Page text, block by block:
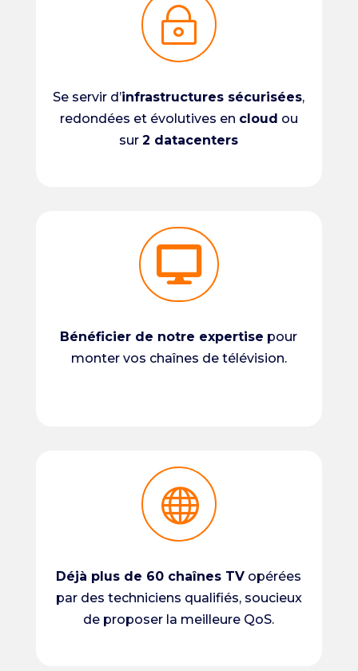
~
Se servir d’infrastructures sécurisées,
redondées et évolutives en cloud ou
sur2 datacenters

Bénéficier de notre expertise pour
monter vos chaînes de télévision.

Déjà plus de 60 chaînes TV opérées
par des techniciens qualifiés, soucieux
de proposer la meilleure QoS.